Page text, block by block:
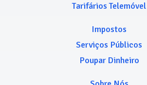
Tarifários Telemóvel
Impostos
Serviços Públicos
Poupar Dinheiro